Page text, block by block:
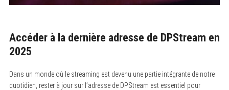
Accéder à la dernière adresse de DPStream en
2025
Dans un monde où le streaming est devenu une partie intégrante de notre
quotidien, rester à jour sur l’adresse de DPStream est essentiel pour